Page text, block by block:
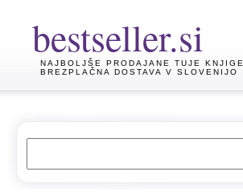
bestseller.si
NAJBOLJŠE PRODAJANE TUJE KNJIGE
BREZPLAČNA DOSTAVA V SLOVENIJO